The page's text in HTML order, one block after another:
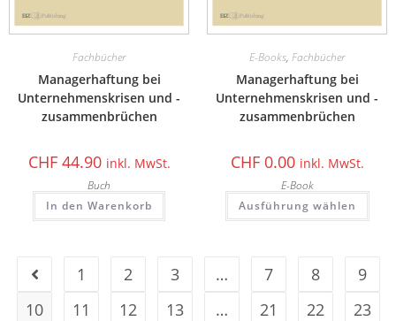
Fachbücher
Managerhaftung bei
Unternehmenskrisen und -
zusammenbrüchen
CHF44.90 inkl. MwSt.
Buch
In den Warenkorb
E-Books, Fachbücher
Managerhaftung bei
Unternehmenskrisen und -
zusammenbrüchen
CHF0.00 inkl. MwSt.
E-Book
Ausführung wählen
1 2 3 … 7 8
9
10
11 12 13 … 21 22 23